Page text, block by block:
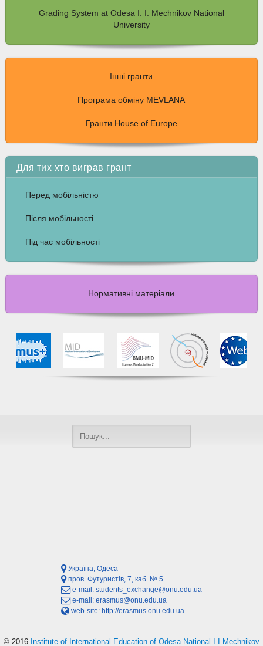
Grading System at Odesa I. I. Mechnikov National
University
Інші гранти
Програма обміну MEVLANA
Гранти House of Europe
Для тих хто виграв грант
Перед мобільністю
Після мобільності
Під час мобільності
Нормативні матеріали
Україна, Одеса
пров. Футуристів, 7, каб. № 5
e-mail: students_exchange@onu.edu.ua
e-mail: erasmus@onu.edu.ua
web-site: http://erasmus.onu.edu.ua
© 2016 Institute of International Education of Odesa National I.I.Mechnikov